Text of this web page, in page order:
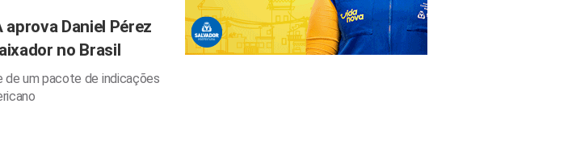
aprova Daniel Pérez
no Brasil
de um pacote de indicações